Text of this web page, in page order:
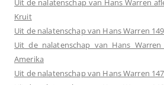
Uit de nalatenschap van Hans Warren
Kruit
Uit de nalatenschap van Hans Warren
Uit de nalatenschap van Hans
Amerika
Uit de nalatenschap van Hans Warren